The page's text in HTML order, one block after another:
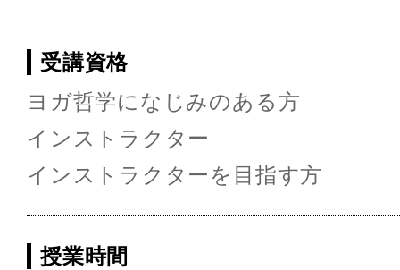
受講資格
ヨガ哲学になじみのある方
インストラクター
インストラクターを目指す方
授業時間